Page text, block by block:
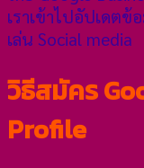
เราเข้าไปอัปเดตข้
เล่น Social media
วิธีสมัคร
Profile